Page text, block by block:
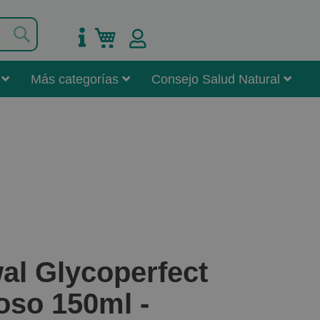
Mi carrito
Más categorías Consejo Salud Natural
Glycoperfect
150ml -